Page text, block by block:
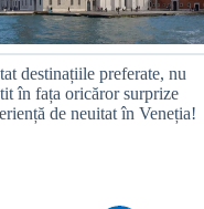
destinațiile preferate, nu
în fața oricăror surprize
de neuitat în Veneția!